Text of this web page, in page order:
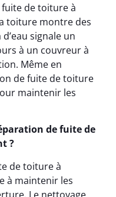
fuite de toiture à
toiture montre des
signale un
à un couvreur à
Même en
de fuite de toiture
maintenir les
de fuite de
?
de toiture à
à maintenir les
Le nettoyage